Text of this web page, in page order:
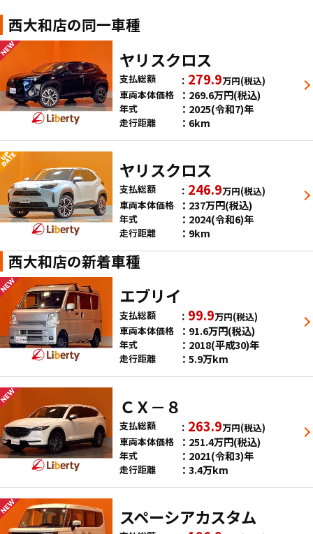
西大和店の同一車種
ヤリスクロス
支払総額 279.9万円(税込)
車両本体価格
269.6万円(税込)
年式 2025(令和7)年
走行距離 6km
ヤリスクロス
支払総額 246.9万円(税込)
車両本体価格
237万円(税込)
年式 2024(令和6)年
走行距離 9km
西大和店の新着車種
エブリイ
支払総額 99.9万円(税込)
車両本体価格
91.6万円(税込)
年式 2018(平成30)年
走行距離 5.9万km
ＣＸ－８
支払総額 263.9万円(税込)
車両本体価格
251.4万円(税込)
年式 2021(令和3)年
走行距離 3.4万km
スペーシアカスタム